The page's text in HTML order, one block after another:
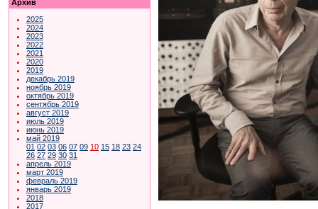
Архив
2025
2024
2023
2022
2021
2020
2019
декабрь 2019
ноябрь 2019
октябрь 2019
сентябрь 2019
август 2019
июль 2019
июнь 2019
май 2019
01 02 03 06 07 09 10 15 18 23 24
26 27 29 30 31
апрель 2019
март 2019
февраль 2019
январь 2019
2018
2017